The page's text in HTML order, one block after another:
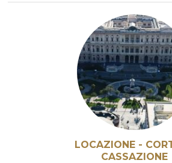
LOCAZIONE -
CASSAZIONE